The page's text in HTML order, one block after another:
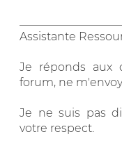
Assistante
Je réponds aux
forum, ne
Je ne suis pas
votre respect.